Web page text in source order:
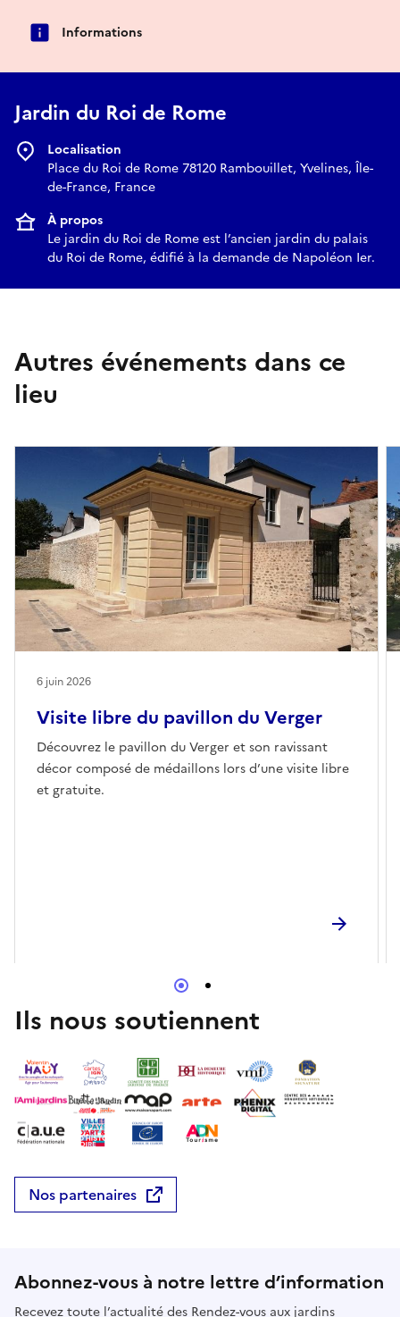
Informations
Jardin du Roi de Rome
Localisation
Place du Roi de Rome 78120 Rambouillet, Yvelines, Île-
de-France, France
À propos
Le jardin du Roi de Rome est l’ancien jardin du palais
du Roi de Rome, édifié à la demande de Napoléon Ier.
Autres événements dans ce
lieu
Visite libre du pavillon du Verger
Découvrez le pavillon du Verger et son ravissant
décor composé de médaillons lors d’une visite libre
et gratuite.
6 juin 2026
Ils nous soutiennent
Nos partenaires
Abonnez-vous à notre lettre d’information
Recevez toute l’actualité des Rendez-vous aux jardins